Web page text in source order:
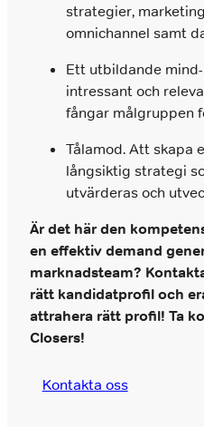
strategier,
omnichannel samt
Ett utbildande
intressant och
fångar målgruppen
Tålamod. Att skapa
långsiktig strategi
utvärderas och
Är det här den
en effektiv demand
marknadsteam?
rätt kandidatprofil och
attrahera rätt profil! Ta
Closers!
Kontakta oss